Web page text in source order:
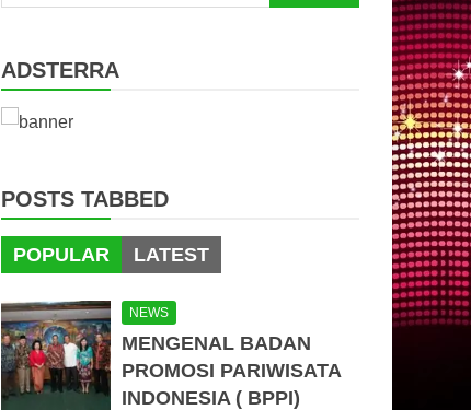
for:
ADSTERRA
POSTS TABBED
POPULAR LATEST
NEWS
MENGENAL BADAN
PROMOSI PARIWISATA
INDONESIA ( BPPI)